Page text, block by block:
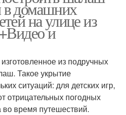
в домашних
на улице из
и
из подручных
Такое укрытие
ситуаций: для детских игр,
отрицательных погодных
во время путешествий.